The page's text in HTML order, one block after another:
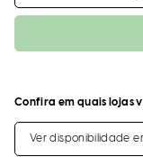
Confira em quais lojas
Ver disponibilidade